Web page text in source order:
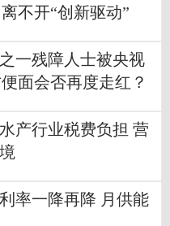
不开“创新驱动”
一残障人士被央视
面会否再度走红？
产行业税费负担 营
率一降再降 月供能